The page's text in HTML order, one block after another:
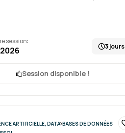
session:
3 jours
Session disponible !
ARTIFICIELLE, DATA BASES DE DONNÉES